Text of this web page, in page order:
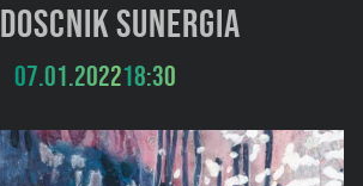
Sunergia
07.01.202218:30